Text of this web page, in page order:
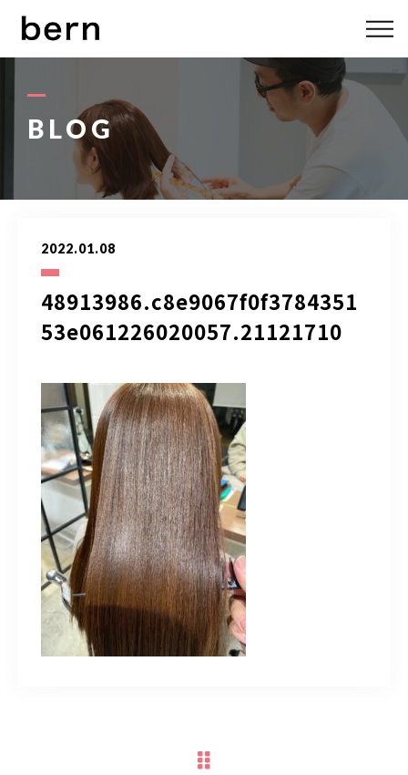
BLOG
2022.01.08
48913986.c8e9067f0f3784351
53e061226020057.21121710
ABOUT US
STYLE
ACCESS
bern 06-6136-6633
TERMINAL bern 06-6136-6633 【火水木日・祝】10:00～19:00
【金土】10:00〜21:00
ご予約はこちら